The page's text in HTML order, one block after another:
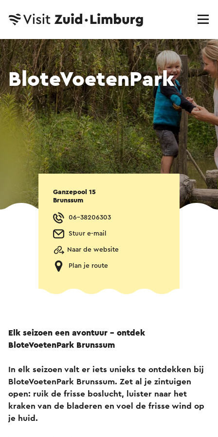
BloteVoetenPark
Ganzepool 15
Brunssum
06-38206303
Stuur e-mail
Naar de website
Plan je route
Elk seizoen een avontuur – ontdek
BloteVoetenPark Brunssum
In elk seizoen valt er iets unieks te ontdekken bij
BloteVoetenPark Brunssum. Zet al je zintuigen
open: ruik de frisse boslucht, luister naar het
kraken van de bladeren en voel de frisse wind op
je huid.